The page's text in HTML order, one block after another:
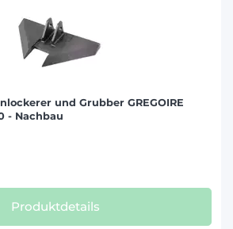
und Grubber GREGOIRE
- Nachbau
Produktdetails